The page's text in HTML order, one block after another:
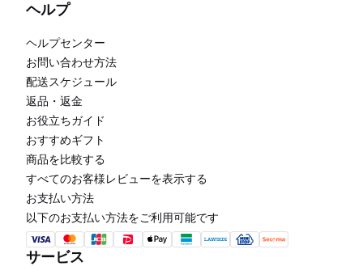
ヘルプ
ヘルプセンター
お問い合わせ方法
配送スケジュール
返品・返金
お役立ちガイド
おすすめギフト
商品を比較する
すべてのお客様レビューを表示する
お支払い方法
以下のお支払い方法をご利用可能です
サービス